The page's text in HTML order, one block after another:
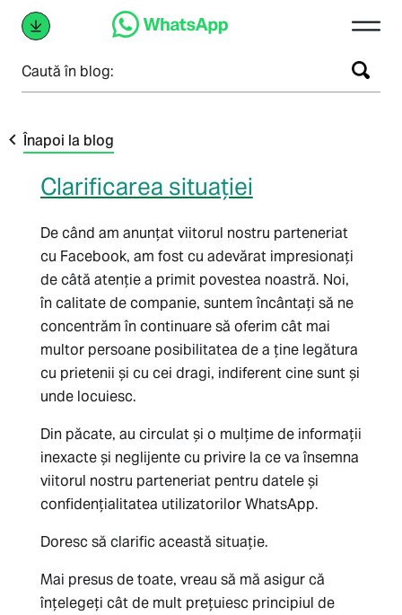
Caută în blog:
Înapoi la blog
Clarificarea situației
De când am anunțat viitorul nostru parteneriat
cu Facebook, am fost cu adevărat impresionați
de câtă atenție a primit povestea noastră. Noi,
în calitate de companie, suntem încântați să ne
concentrăm în continuare să oferim cât mai
multor persoane posibilitatea de a ține legătura
cu prietenii și cu cei dragi, indiferent cine sunt și
unde locuiesc.
Din păcate, au circulat și o mulțime de informații
inexacte și neglijente cu privire la ce va însemna
viitorul nostru parteneriat pentru datele și
confidențialitatea utilizatorilor WhatsApp.
Doresc să clarific această situație.
Mai presus de toate, vreau să mă asigur că
înțelegeți cât de mult prețuiesc principiul de